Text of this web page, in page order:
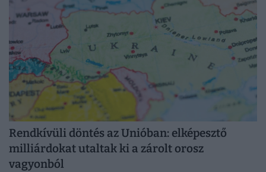
Rendkívüli döntés az Unióban: elképesztő
milliárdokat utaltak ki a zárolt orosz
vagyonból